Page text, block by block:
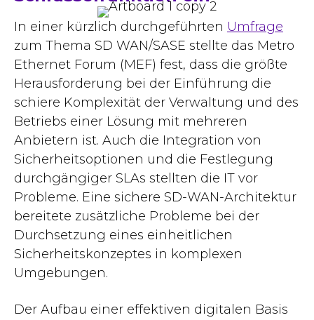
In einer kürzlich durchgeführten Umfrage
zum Thema SD WAN/SASE stellte das Metro
Ethernet Forum (MEF) fest, dass die größte
Herausforderung bei der Einführung die
schiere Komplexität der Verwaltung und des
Betriebs einer Lösung mit mehreren
Anbietern ist. Auch die Integration von
Sicherheitsoptionen und die Festlegung
durchgängiger SLAs stellten die IT vor
Probleme. Eine sichere SD-WAN-Architektur
bereitete zusätzliche Probleme bei der
Durchsetzung eines einheitlichen
Sicherheitskonzeptes in komplexen
Umgebungen.
Der Aufbau einer effektiven digitalen Basis